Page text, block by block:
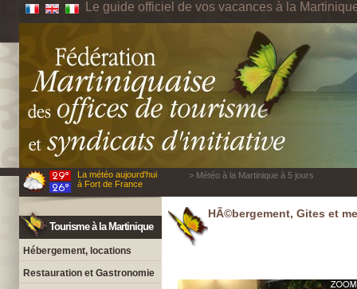
Le guide officiel de vos vacances à la
La météo aujourd'hui
à Fort de France
> Météo à la Martinique à 5 jours
Tourisme à la Martinique
Hébergement, locations
Restauration et Gastronomie
HÃ©bergement, Gites et